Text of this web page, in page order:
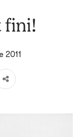
fini!
2011